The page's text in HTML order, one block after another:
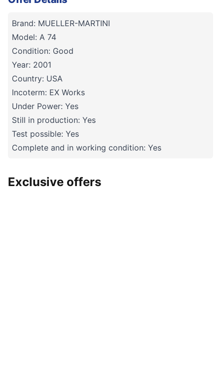
Brand: MUELLER-MARTINI
Model: A 74
Condition: Good
Year: 2001
Country: USA
Incoterm: EX Works
Under Power: Yes
Still in production: Yes
Test possible: Yes
Complete and in working condition: Yes
Exclusive offers